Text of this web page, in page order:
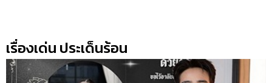
โฆษณา
แจ้ง
ปัญหา
เรื่องเด่น ประเด็นร้อน